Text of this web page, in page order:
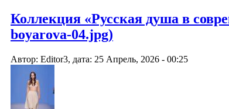
Коллекция «Русская душа в
boyarova-04.jpg)
Автор: Editor3, дата: 25 Апрель, 2026 - 00:25